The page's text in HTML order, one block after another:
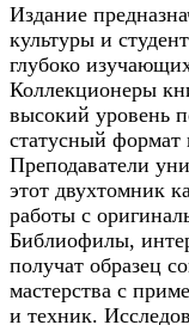
Издание
культуры и
глубоко
Коллекционеры
высокий уровень
статусный формат
Преподаватели
этот двухтомник
работы с
Библиофилы,
получат образец
мастерства с
и техник.